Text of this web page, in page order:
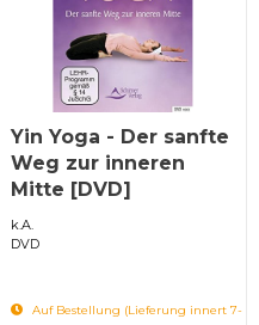
Yin Yoga - Der sanfte
Weg zur inneren
Mitte [DVD]
k.A.
DVD
Auf Bestellung (Lieferung innert 7-